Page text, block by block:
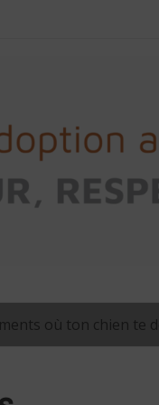
où ton chien te